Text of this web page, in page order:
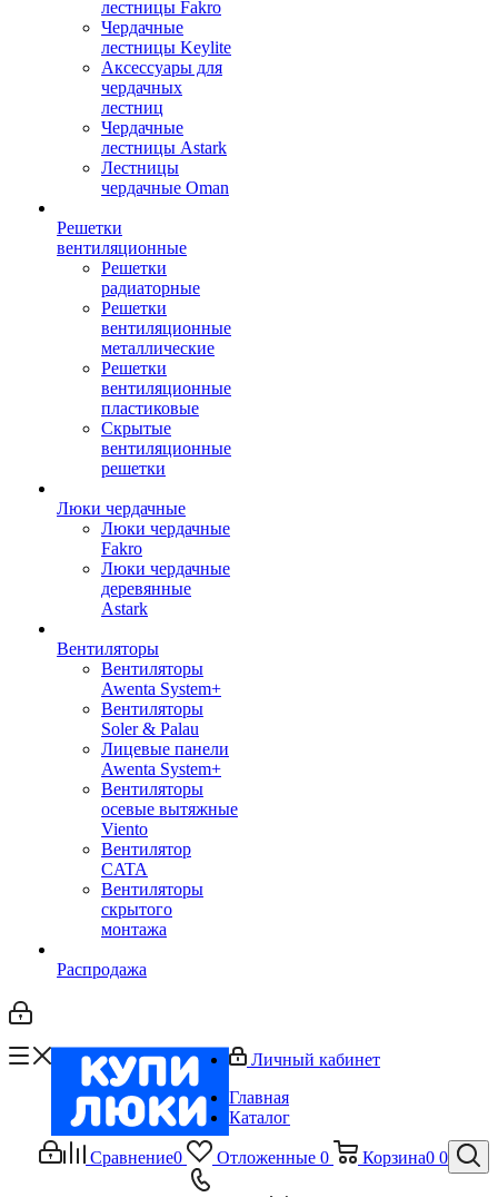
лестницы Fakro
Чердачные
лестницы Keylite
Аксессуары для
чердачных
лестниц
Чердачные
лестницы Astark
Лестницы
чердачные Oman
Решетки
вентиляционные
Решетки
радиаторные
Решетки
вентиляционные
металлические
Решетки
вентиляционные
пластиковые
Скрытые
вентиляционные
решетки
Люки чердачные
Люки чердачные
Fakro
Люки чердачные
деревянные
Astark
Вентиляторы
Вентиляторы
Awenta System+
Вентиляторы
Soler & Palau
Лицевые панели
Awenta System+
Вентиляторы
осевые вытяжные
Viento
Вентилятор
CATA
Вентиляторы
скрытого
монтажа
Распродажа
Сравнение0 Отложенные 0 Корзина0 0
Личный кабинет
Главная
Каталог